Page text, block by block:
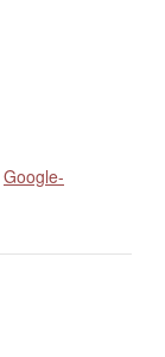
Google-